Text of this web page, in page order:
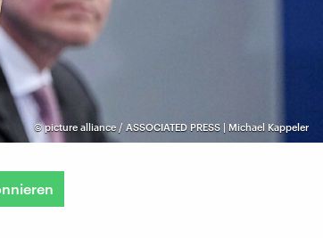
©picture alliance / ASSOCIATED PRESS | Michael Kappeler